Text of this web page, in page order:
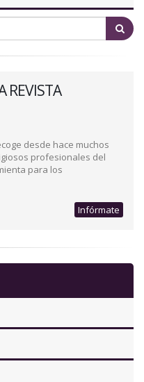
REVISTA
desde hace muchos
profesionales del
para los
Infórmate